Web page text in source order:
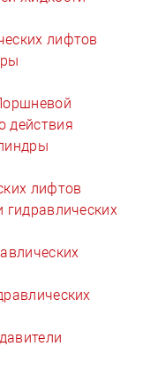
лифтов
действия
лифтов
гидравлических